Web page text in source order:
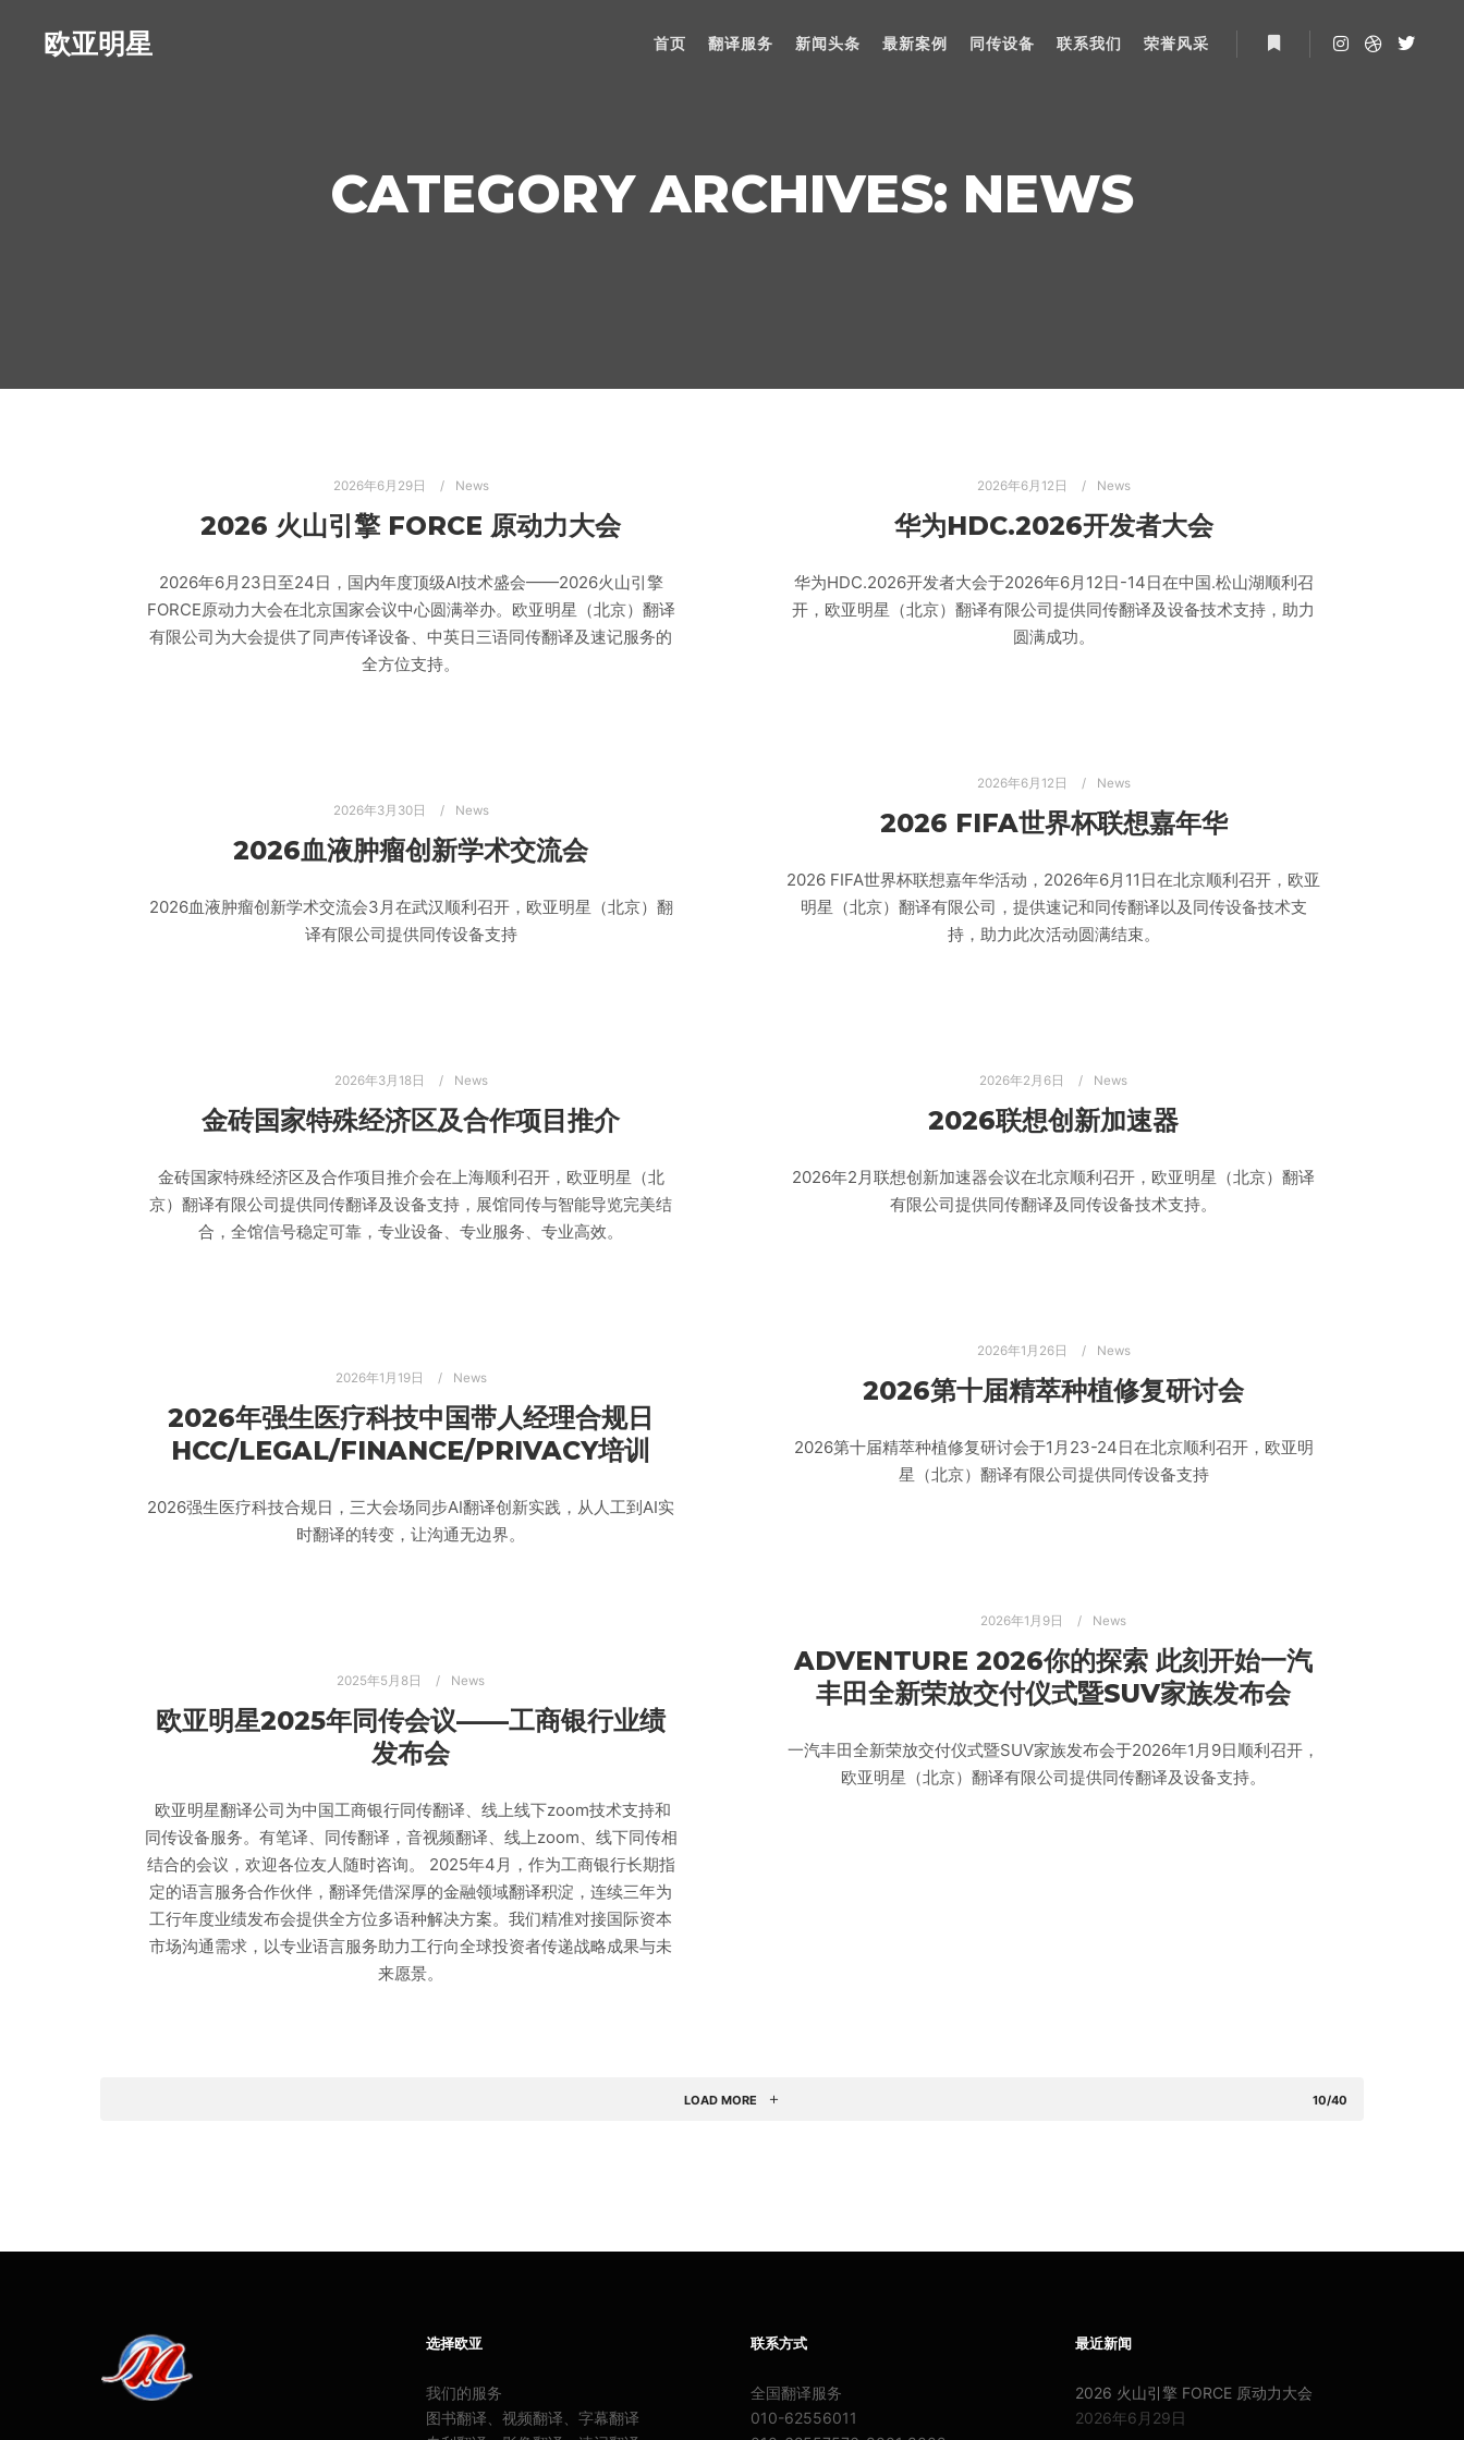
欧亚明星 首页 翻译服务 新闻头条 最新案例 同传设备 联系我们 荣誉风采
CATEGORY ARCHIVES: NEWS
2026年6月29日 News
2026 火山引擎 FORCE 原动力大会
2026年6月23日至24日，国内年度顶级AI技术盛会——2026火山引擎
FORCE原动力大会在北京国家会议中心圆满举办。欧亚明星（北京）翻译
有限公司为大会提供了同声传译设备、中英日三语同传翻译及速记服务的
全方位支持。
2026年6月12日 News
华为HDC.2026开发者大会
华为HDC.2026开发者大会于2026年6月12日-14日在中国.松山湖顺利召
开，欧亚明星（北京）翻译有限公司提供同传翻译及设备技术支持，助力
圆满成功。
2026年6月12日 News
2026 FIFA世界杯联想嘉年华
2026 FIFA世界杯联想嘉年华活动，2026年6月11日在北京顺利召开，欧亚
明星（北京）翻译有限公司，提供速记和同传翻译以及同传设备技术支
持，助力此次活动圆满结束。
2026年3月30日 News
2026血液肿瘤创新学术交流会
2026血液肿瘤创新学术交流会3月在武汉顺利召开，欧亚明星（北京）翻
译有限公司提供同传设备支持
2026年3月18日 News
金砖国家特殊经济区及合作项目推介
金砖国家特殊经济区及合作项目推介会在上海顺利召开，欧亚明星（北
京）翻译有限公司提供同传翻译及设备支持，展馆同传与智能导览完美结
合，全馆信号稳定可靠，专业设备、专业服务、专业高效。
2026年2月6日 News
2026联想创新加速器
2026年2月联想创新加速器会议在北京顺利召开，欧亚明星（北京）翻译
有限公司提供同传翻译及同传设备技术支持。
2026年1月26日 News
2026第十届精萃种植修复研讨会
2026第十届精萃种植修复研讨会于1月23-24日在北京顺利召开，欧亚明
星（北京）翻译有限公司提供同传设备支持
2026年1月19日 News
2026年强生医疗科技中国带人经理合规日
HCC/LEGAL/FINANCE/PRIVACY培训
2026强生医疗科技合规日，三大会场同步AI翻译创新实践，从人工到AI实
时翻译的转变，让沟通无边界。
2026年1月9日 News
ADVENTURE 2026你的探索 此刻开始一汽
丰田全新荣放交付仪式暨SUV家族发布会
一汽丰田全新荣放交付仪式暨SUV家族发布会于2026年1月9日顺利召开，
欧亚明星（北京）翻译有限公司提供同传翻译及设备支持。
2025年5月8日 News
欧亚明星2025年同传会议——工商银行业绩
发布会
欧亚明星翻译公司为中国工商银行同传翻译、线上线下zoom技术支持和
同传设备服务。有笔译、同传翻译，音视频翻译、线上zoom、线下同传相
结合的会议，欢迎各位友人随时咨询。 2025年4月，作为工商银行长期指
定的语言服务合作伙伴，翻译凭借深厚的金融领域翻译积淀，连续三年为
工行年度业绩发布会提供全方位多语种解决方案。我们精准对接国际资本
市场沟通需求，以专业语言服务助力工行向全球投资者传递战略成果与未
来愿景。
LOAD MORE 10/40
选择欧亚
我们的服务
图书翻译、视频翻译、字幕翻译
联系方式
全国翻译服务
010-62556011
最近新闻
2026 火山引擎 FORCE 原动力大会
2026年6月29日